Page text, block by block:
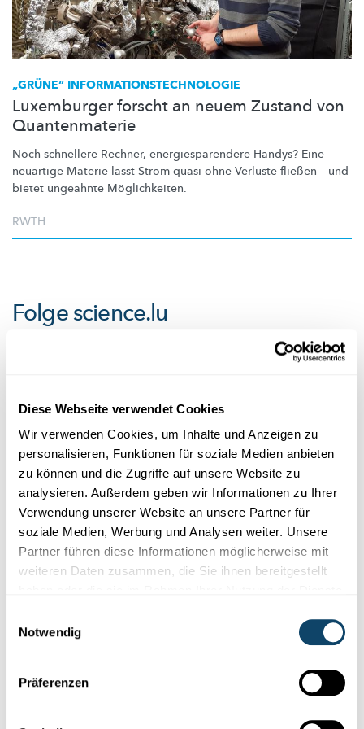
Diese Webseite verwendet Cookies
Wir verwenden Cookies, um Inhalte und Anzeigen zu
personalisieren, Funktionen für soziale Medien anbieten
zu können und die Zugriffe auf unsere Website zu
analysieren. Außerdem geben wir Informationen zu Ihrer
Verwendung unserer Website an unsere Partner für
soziale Medien, Werbung und Analysen weiter. Unsere
Partner führen diese Informationen möglicherweise mit
weiteren Daten zusammen, die Sie ihnen bereitgestellt
Notwendig
Präferenzen
„GRÜNE“ INFORMATIONSTECHNOLOGIE
Luxemburger forscht an neuem Zustand von
Quantenmaterie
Noch schnellere Rechner, energiesparendere Handys? Eine
neuartige Materie lässt Strom quasi ohne Verluste fließen – und
bietet ungeahnte Möglichkeiten.
RWTH
Folgescience.lu
Netzwerken abgelehnt haben. Um sie zu
sehen, ändern Sie bitte Ihre Einstellungen.
EINSTELLUNGEN ÄNDERN
Youtube-Kanal